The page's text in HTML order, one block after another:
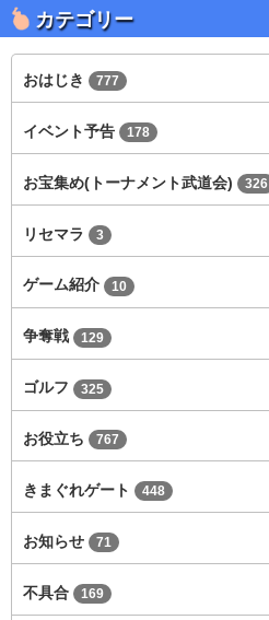
カテゴリー
おはじき 777
イベント予告 178
お宝集め(トーナメント武道会) 326
リセマラ 3
ゲーム紹介 10
争奪戦 129
ゴルフ 325
お役立ち 767
きまぐれゲート 448
お知らせ 71
不具合 169